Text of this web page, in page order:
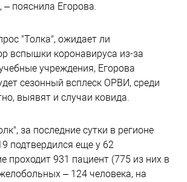
– пояснила Егорова.
"Толка", ожидает ли
вспышки коронавируса из-за
учреждения, Егорова
сезонный всплеск ОРВИ, среди
выявят и случаи ковида.
за последние сутки в регионе
подтвердился еще у 62
проходит 931 пациент (775 из них в
– 124 человека, на